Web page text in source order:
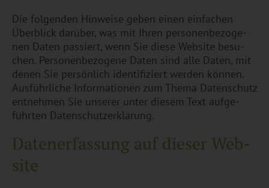
Die fol­gen­den Hin­wei­se geben einen ein­fa­chen
Über­blick dar­über, was mit Ihren per­so­nen­be­zo­ge­
nen Daten pas­siert, wenn Sie diese Web­site be­su­
chen. Per­so­nen­be­zo­ge­ne Daten sind alle Daten, mit
denen Sie per­sön­lich iden­ti­fi­ziert wer­den kön­nen.
Aus­führ­li­che In­for­ma­tio­nen zum Thema Da­ten­schutz
ent­neh­men Sie un­se­rer unter die­sem Text auf­ge­
führ­ten Da­ten­schut­z­er­klä­rung.
Da­ten­er­fas­sung auf die­ser Web­
site